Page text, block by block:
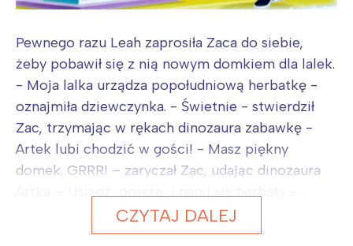
Pewnego razu Leah zaprosiła Zaca do siebie,
żeby pobawił się z nią nowym domkiem dla lalek.
- Moja lalka urządza popołudniową herbatkę -
oznajmiła dziewczynka. - Świetnie - stwierdził
Zac, trzymając w rękach dinozaura zabawkę -
Artek lubi chodzić w gości! - Masz piękny
domek. GRRR! – zaryczał Zac, udając dinozaura
CZYTAJ DALEJ